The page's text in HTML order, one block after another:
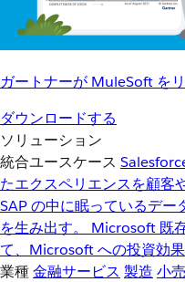
ガートナーが MuleSoft を
ダウンロードする
ソリューション
統合ユースケース
たエクスペリエンスを顧客
SAP の中に眠っているデー
を生み出す。
Microsoft 既
て、Microsoft への投資効果
業種金融サービス 製造 小売